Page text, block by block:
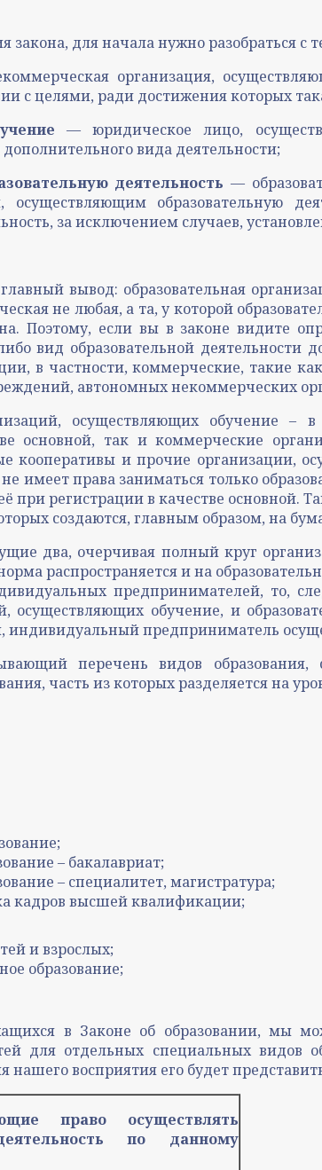
закона, для начала нужно разобраться
организация,
с целями, ради достижения которых
— юридическое лицо,
вида деятельности;
деятельность —
образовательную
за исключением случаев,
вывод: образовательная
не любая, а та, у которой
Поэтому, если вы в законе видите
вид образовательной деятельности
в частности, коммерческие, такие
автономных некоммерческих
осуществляющих обучение
основной, так и коммерческие
кооперативы и прочие организации,
имеет права заниматься только
при регистрации в качестве основной.
создаются, главным образом, на
два, очерчивая полный круг
распространяется и на
предпринимателей, то,
обучение, и
индивидуальный предприниматель
перечень видов
часть из которых разделяется на
– бакалавриат;
– специалитет, магистратура;
кадров высшей квалификации;
и взрослых;
образование;
в Законе об образовании, мы
для отдельных специальных видов
восприятия его будет
право осуществлять
по данному